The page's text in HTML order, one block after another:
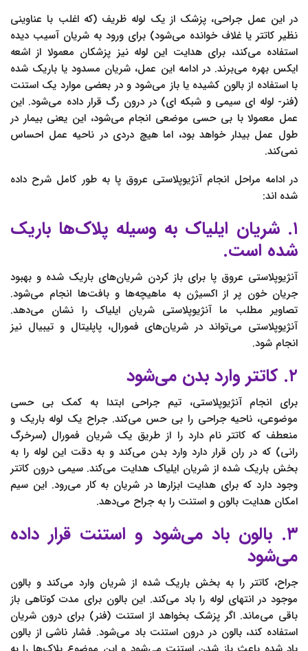
در این عمل جراحی، پزشک از یک لوله ظریف (که اغلب با عناوینی
نظیر کاتتر یا غلاف خوانده می‌شود) برای ورود به شریان آسیب دیده
استفاده می‌کند، برای هدایت این لوله نیز پزشکان معمولا از اشعه
ایکس بهره می‌برند. در ادامه این عمل، شریان مسدود یا باریک شده
با استفاده از بالون کشیده یا باز می‌شود و در بعضی موارد یک استنت
(فنر- لوله ای سیمی و شبکه ای) در درون رگ قرار داده می‌شود. این
عمل معمولا با بی حسی موضعی انجام می‌شود، این یعنی بیمار در
طول عمل بیدار خواهد بود، اما هیچ دردی در ناحیه عمل احساس
نمی‌کند.
در ادامه مراحل انجام آنژیوپلاستی عروق پا به طور کامل شرح داده
شده اند:
۱. شریان ایلیاک به وسیله پلاک‌ها باریک
شده است.
آنژیوپلاستی عروق پا برای باز کردن شریان‌های باریک شده و بهبود
جریان خون پر از اکسیژن به ماهیچه‌ها و بافت‌ها انجام می‌شود.
تصاویر مطلب ما آنژیوپلاستی شریان ایلیاک را نشان می‌دهد.
آنژیوپلاستی می‌تواند در شریان‌های فمورال، پاپلیتال و تیبیال نیز
انجام شود.
۲. کاتتر وارد بدن می‌شود
برای انجام آنژیوپلاستی، تیم جراحی ابتدا به کمک بی حسی
موضوعی، ناحیه جراحی را بی حس می‌کند. جراح یک لوله باریک و
منعطف که کاتتر نام دارد را از طریق یک شریان فمورال (سرخرگ
رانی) که در ران قرار دارد وارد بدن می‌کند و به دقت این لوله را به
بخش باریک شده از شریان ایلیاک هدایت می‌کند. سیمی درون کاتتر
وجود دارد که برای هدایت ابزارها در شریان به کار می‌رود. این سیم
امکان هدایت بالون و استنت را به جراح می‌دهد.
۳. بالون باد می‌شود و استنت قرار داده
می‌شود
جراح، کاتتر را به بخش باریک شده از شریان وارد می‌کند و بالون
موجود در انتهای لوله را باد می‌کند. این بالون برای مدت کوتاهی باز
باقی می‌ماند. اگر پزشک بخواهد از استنت (فنر) برای درون شریان
استفاده کند، بالون در درون استنت باد می‌شود. فشار ناشی از بالون